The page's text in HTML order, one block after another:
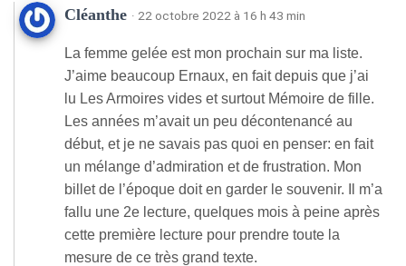
Cléanthe · 22 octobre 2022 à 16 h 43 min
La femme gelée est mon prochain sur ma liste.
J’aime beaucoup Ernaux, en fait depuis que j’ai
lu Les Armoires vides et surtout Mémoire de fille.
Les années m’avait un peu décontenancé au
début, et je ne savais pas quoi en penser: en fait
un mélange d’admiration et de frustration. Mon
billet de l’époque doit en garder le souvenir. Il m’a
fallu une 2e lecture, quelques mois à peine après
cette première lecture pour prendre toute la
mesure de ce très grand texte.